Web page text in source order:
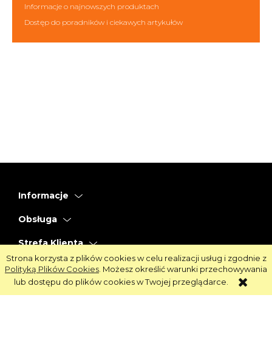
Strona korzysta z plików cookies w celu realizacji usług i zgodnie z
Polityką Plików Cookies . Możesz określić warunki przechowywania
lub dostępu do plików cookies w Twojej przeglądarce.
Informacje o najnowszych produktach
Dostęp do poradników i ciekawych artykułów
Informacje
Obsługa
Strefa Klienta
Strefa Marek